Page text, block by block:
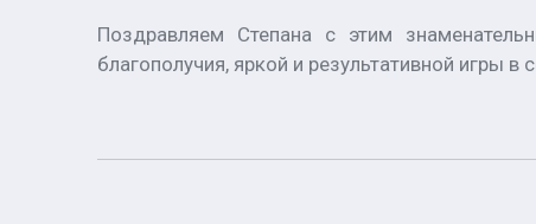
Поздравляем Степана с этим
благополучия, яркой и результативной игры в